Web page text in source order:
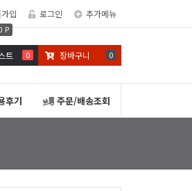
입
P
로그인 추가메뉴
트 0 장바구니 0
주문/배송조회
후기